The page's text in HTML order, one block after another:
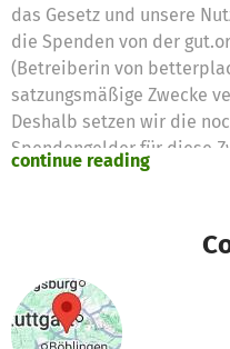
das Gesetz und unsere
die Spenden von der
(Betreiberin von
satzungsmäßige Zwecke
Deshalb setzen wir die
Spendengelder für diese
Vielen Dank für eure
continue reading